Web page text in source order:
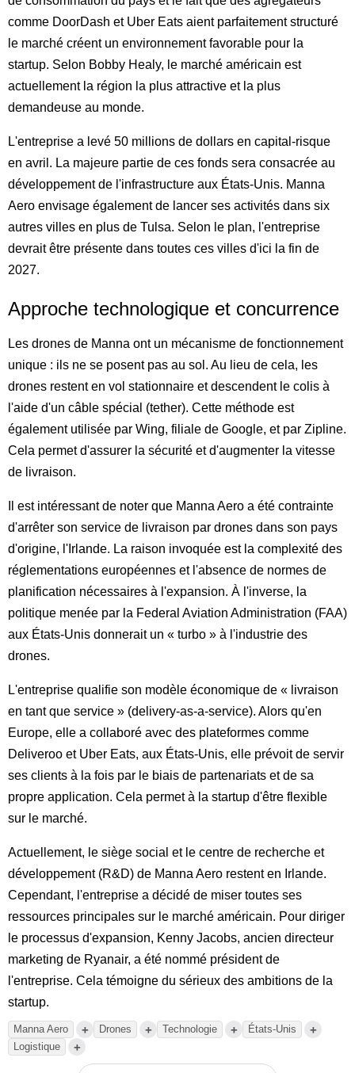
comme DoorDash et Uber Eats aient parfaitement structuré
le marché créent un environnement favorable pour la
startup. Selon Bobby Healy, le marché américain est
actuellement la région la plus attractive et la plus
demandeuse au monde.
L'entreprise a levé 50 millions de dollars en capital-risque
en avril. La majeure partie de ces fonds sera consacrée au
développement de l'infrastructure aux États-Unis. Manna
Aero envisage également de lancer ses activités dans six
autres villes en plus de Tulsa. Selon le plan, l'entreprise
devrait être présente dans toutes ces villes d'ici la fin de
2027.
Approche technologique et concurrence
Les drones de Manna ont un mécanisme de fonctionnement
unique : ils ne se posent pas au sol. Au lieu de cela, les
drones restent en vol stationnaire et descendent le colis à
l'aide d'un câble spécial (tether). Cette méthode est
également utilisée par Wing, filiale de Google, et par Zipline.
Cela permet d'assurer la sécurité et d'augmenter la vitesse
de livraison.
Il est intéressant de noter que Manna Aero a été contrainte
d'arrêter son service de livraison par drones dans son pays
d'origine, l'Irlande. La raison invoquée est la complexité des
réglementations européennes et l'absence de normes de
planification nécessaires à l'expansion. À l'inverse, la
politique menée par la Federal Aviation Administration (FAA)
aux États-Unis donnerait un « turbo » à l'industrie des
drones.
L'entreprise qualifie son modèle économique de « livraison
en tant que service » (delivery-as-a-service). Alors qu'en
Europe, elle a collaboré avec des plateformes comme
Deliveroo et Uber Eats, aux États-Unis, elle prévoit de servir
ses clients à la fois par le biais de partenariats et de sa
propre application. Cela permet à la startup d'être flexible
sur le marché.
Actuellement, le siège social et le centre de recherche et
développement (R&D) de Manna Aero restent en Irlande.
Cependant, l'entreprise a décidé de miser toutes ses
ressources principales sur le marché américain. Pour diriger
le processus d'expansion, Kenny Jacobs, ancien directeur
marketing de Ryanair, a été nommé président de
l'entreprise. Cela témoigne du sérieux des ambitions de la
startup.
Manna Aero + Drones + Technologie + États-Unis +
Logistique +